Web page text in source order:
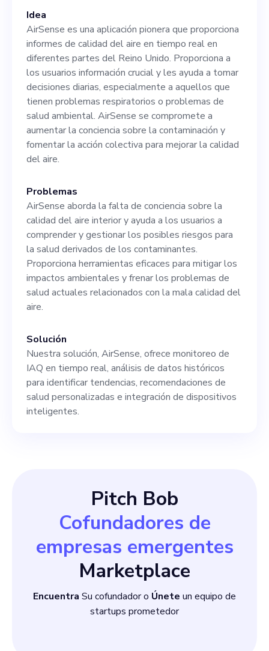
medioambientales basadas
en la tecnología, queremos
saber tu opinión. Juntos,
podemos cambiar la forma
en que millones de personas
en el Reino Unido entienden
el aire que respiran y
Idea
AirSense es una aplicación pionera que proporciona
informes de calidad del aire en tiempo real en
diferentes partes del Reino Unido. Proporciona a
los usuarios información crucial y les ayuda a tomar
decisiones diarias, especialmente a aquellos que
tienen problemas respiratorios o problemas de
salud ambiental. AirSense se compromete a
aumentar la conciencia sobre la contaminación y
fomentar la acción colectiva para mejorar la calidad
del aire.
Problemas
AirSense aborda la falta de conciencia sobre la
calidad del aire interior y ayuda a los usuarios a
comprender y gestionar los posibles riesgos para
la salud derivados de los contaminantes.
Proporciona herramientas eficaces para mitigar los
impactos ambientales y frenar los problemas de
salud actuales relacionados con la mala calidad del
aire.
Solución
Nuestra solución, AirSense, ofrece monitoreo de
IAQ en tiempo real, análisis de datos históricos
para identificar tendencias, recomendaciones de
salud personalizadas e integración de dispositivos
inteligentes.
Pitch Bob
Cofundadores de
empresas emergentes
Marketplace
Encuentra Su cofundador o Únete un equipo de
startups prometedor